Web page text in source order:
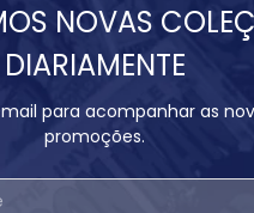
NOVAS
DIARIAMENTE
para acompanhar as
promoções.